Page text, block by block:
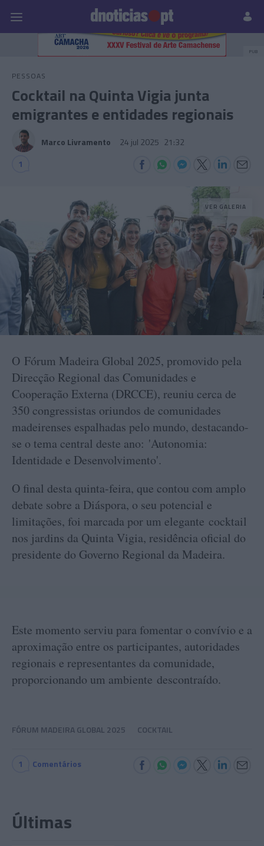
Prazeres Paisagens
PUB
PESSOAS
Cocktail na Quinta Vigia junta
emigrantes e entidades regionais
Marco Livramento 24 jul 2025 21:32
1
VER GALERIA
O Fórum Madeira Global 2025, promovido pela
Direcção Regional das Comunidades e
Cooperação Externa (DRCCE), reuniu cerca de
350 congressistas oriundos de comunidades
madeirenses espalhadas pelo mundo, destacando-
se o tema central deste ano: 'Autonomia:
Identidade e Desenvolvimento'.
O final desta quinta-feira, que contou com amplo
debate sobre a Diáspora, o seu potencial e
limitações, foi marcada por um elegante cocktail
nos jardins da Quinta Vigia, residência oficial do
presidente do Governo Regional da Madeira.
Este momento serviu para fomentar o convívio e a
aproximação entre os participantes, autoridades
regionais e representantes da comunidade,
proporcionando um ambiente descontraído.
FÓRUM MADEIRA GLOBAL 2025 COCKTAIL
1 Comentários
Últimas